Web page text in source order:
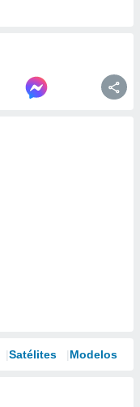
Satélites Modelos